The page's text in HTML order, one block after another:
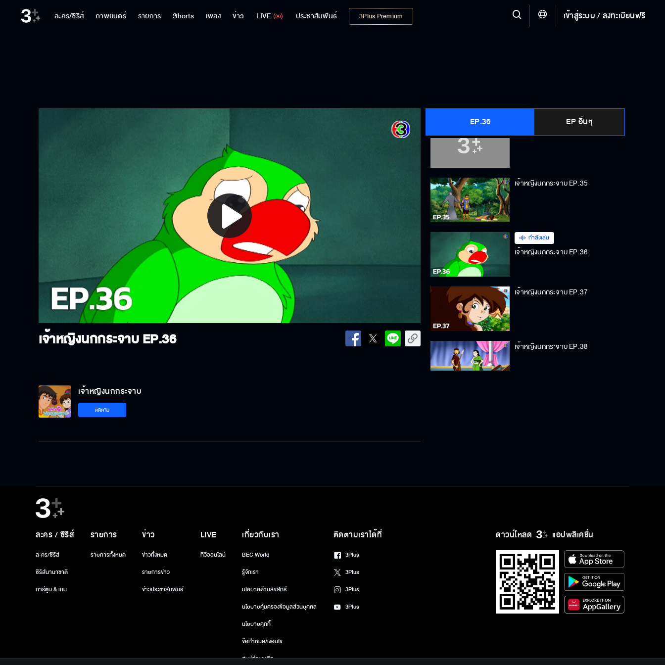
ละคร/ซีรีส์ ภาพยนตร์ รายการ Shorts เพลง ข่าว LIVE ประชาสัมพันธ์ 3Plus Premium เข้าสู่ระบบ / ลงทะเบียนฟรี
Play
Video
เจ้าหญิงนกกระจาบEP.36
EP.36 EP อื่นๆ
เจ้าหญิงนกกระจาบ EP.32
เจ้าหญิงนกกระจาบ EP.35
กำลังเล่น
เจ้าหญิงนกกระจาบ EP.36
เจ้าหญิงนกกระจาบ EP.37
เจ้าหญิงนกกระจาบ EP.38
เจ้าหญิงนกกระจาบ
ติดตาม
ดาวน์โหลด แอปพลิเคชั่น
ละคร / ซีรีส์
ละคร/ซีรีส์
ซีรีส์นานาชาติ
การ์ตูน & เกม
รายการ
รายการทั้งหมด
ข่าว
ข่าวทั้งหมด
รายการข่าว
ข่าวประชาสัมพันธ์
LIVE
ทีวีออนไลน์
เกี่ยวกับเรา
BEC World
รู้จักเรา
นโยบายด้านลิขสิทธิ์
นโยบายคุ้มครองข้อมูลส่วนบุคคล
นโยบายคุกกี้
ข้อกำหนด/เงื่อนไข
ศูนย์ช่วยเหลือ
ติดตามเราได้ที่
3Plus
3Plus
3Plus
3Plus